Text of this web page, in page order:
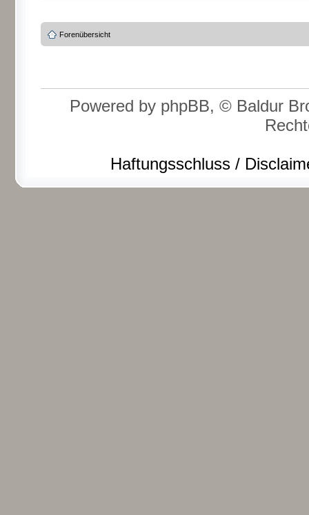
Forenübersicht
Powered by phpBB, © Baldur
Haftungsschluss /